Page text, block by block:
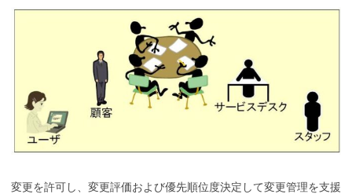
変更を許可し、変更評価および優先順位度決定して変更管理を支援